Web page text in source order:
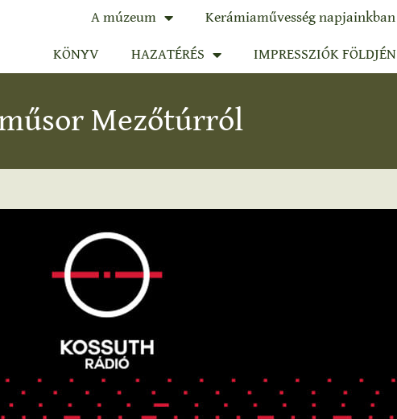
A múzeum Kerámiaművesség napjainkban
KÖNYV HAZATÉRÉS IMPRESSZIÓK FÖLDJÉN
Mezőtúrról